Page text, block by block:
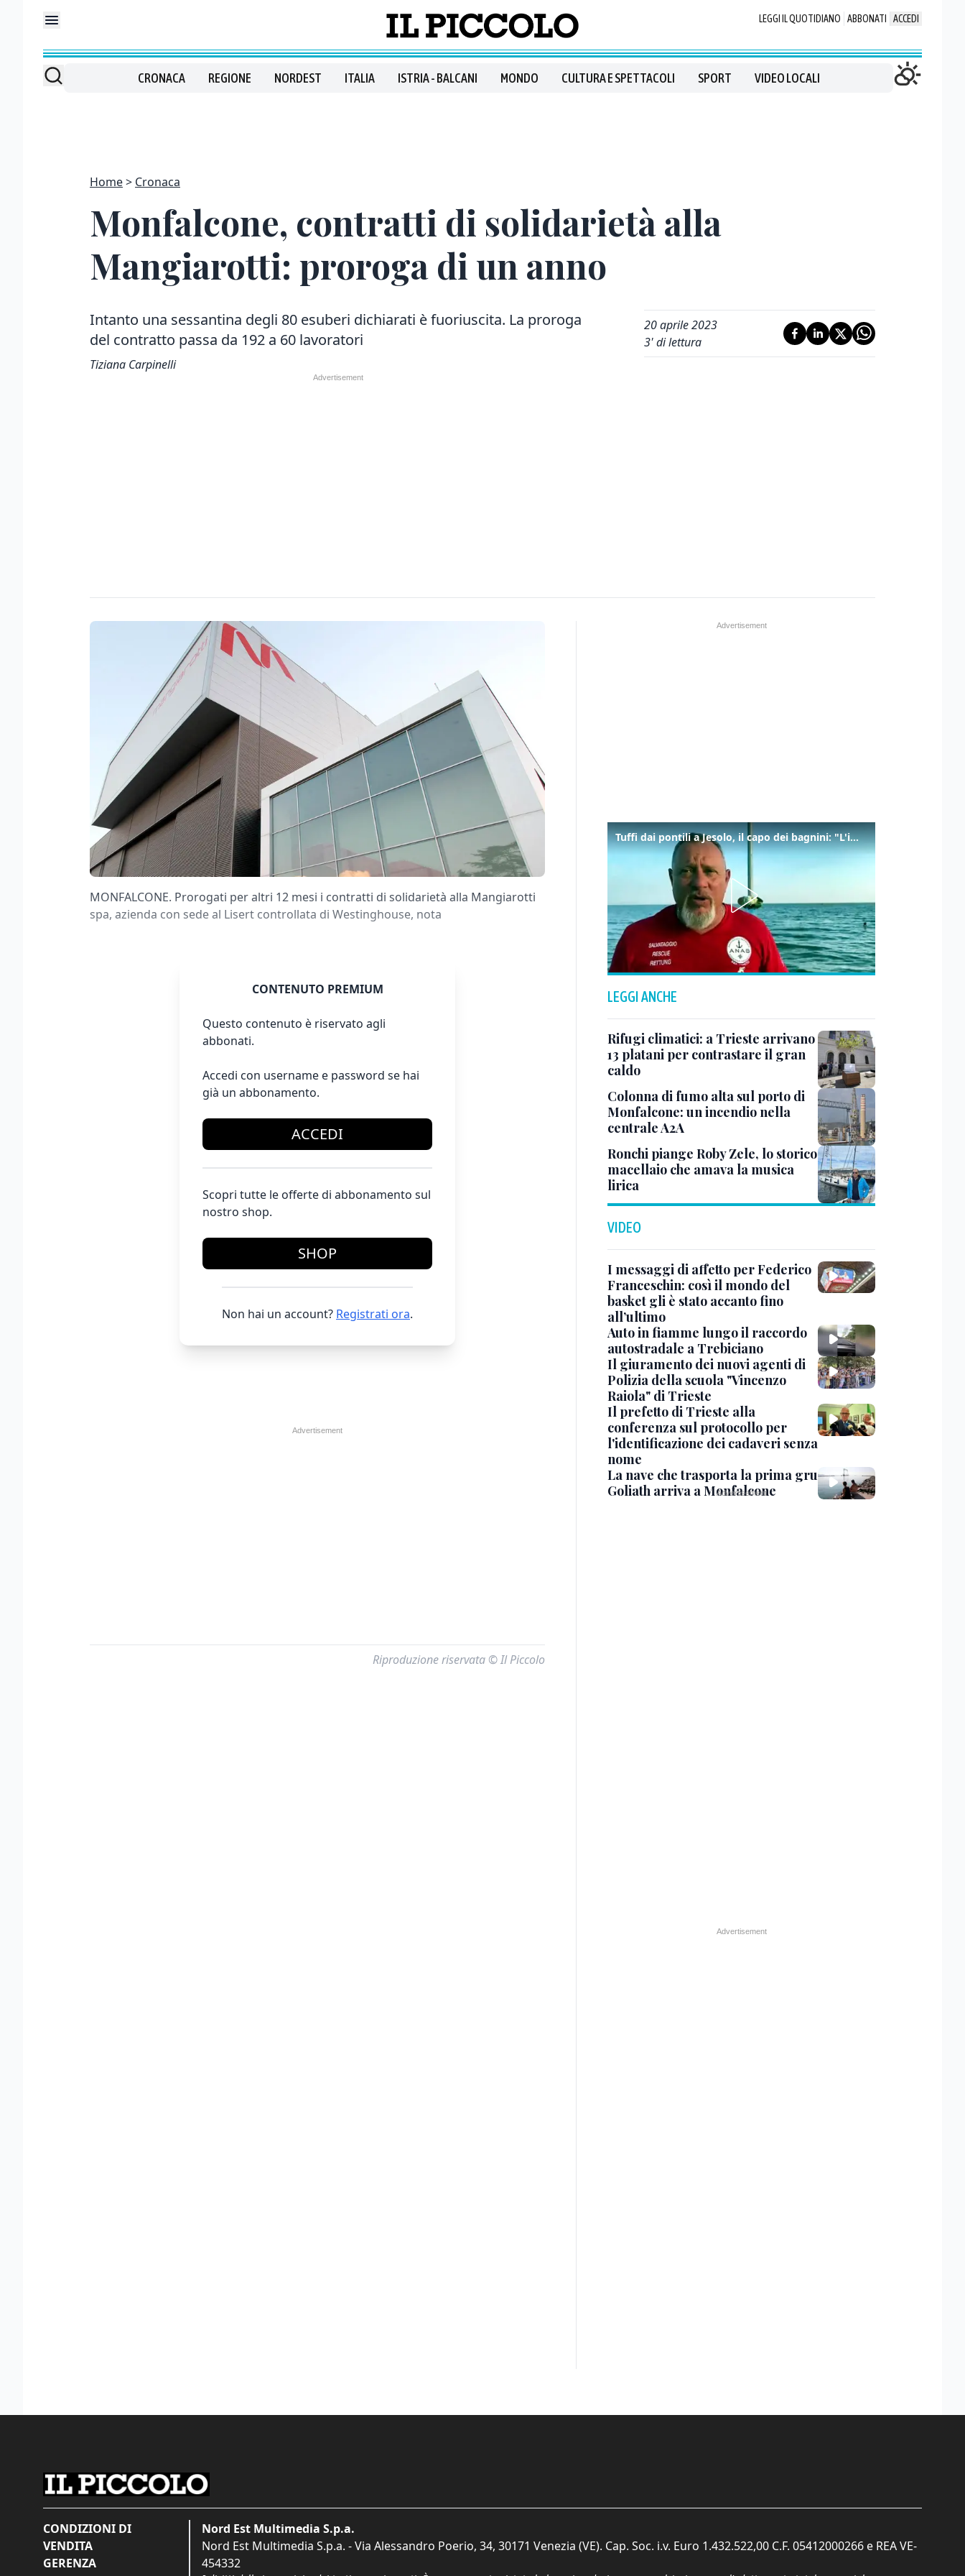
LEGGI IL QUOTIDIANO ABBONATI ACCEDI
CRONACA REGIONE NORDEST ITALIA ISTRIA - BALCANI MONDO CULTURA E SPETTACOLI SPORT VIDEO LOCALI
Home Cronaca
Monfalcone, contratti di solidarietà alla
Mangiarotti: proroga di un anno
Intanto una sessantina degli 80 esuberi dichiarati è fuoriuscita. La proroga
del contratto passa da 192 a 60 lavoratori
Tiziana Carpinelli
20 aprile 2023
3' di lettura
MONFALCONE. Prorogati per altri 12 mesi i contratti di solidarietà alla Mangiarotti
spa, azienda con sede al Lisert controllata di Westinghouse, nota
CONTENUTO PREMIUM
Questo contenuto è riservato agli
abbonati.
Accedi con username e password se hai
già un abbonamento.
ACCEDI
Scopri tutte le offerte di abbonamento sul
nostro shop.
SHOP
Non hai un account? Registrati ora.
Riproduzione riservata © Il Piccolo
Tuffi dai pontili a Jesolo, il capo dei bagnini: "L'impegno di tutti per evitare altre tragedie"
LEGGI ANCHE
Rifugi climatici: a Trieste arrivano
13 platani per contrastare il gran
caldo
Colonna di fumo alta sul porto di
Monfalcone: un incendio nella
centrale A2A
Ronchi piange Roby Zele, lo storico
macellaio che amava la musica
lirica
VIDEO
I messaggi di affetto per Federico
Franceschin: così il mondo del
basket gli è stato accanto fino
all’ultimo
Auto in fiamme lungo il raccordo
autostradale a Trebiciano
Il giuramento dei nuovi agenti di
Polizia della scuola "Vincenzo
Raiola" di Trieste
Il prefetto di Trieste alla
conferenza sul protocollo per
l'identificazione dei cadaveri senza
nome
La nave che trasporta la prima gru
Goliath arriva a Monfalcone
CONDIZIONI DI
VENDITA
GERENZA
Nord Est Multimedia S.p.a.
Nord Est Multimedia S.p.a. - Via Alessandro Poerio, 34, 30171 Venezia (VE). Cap. Soc. i.v. Euro 1.432.522,00 C.F. 05412000266 e REA VE-
454332